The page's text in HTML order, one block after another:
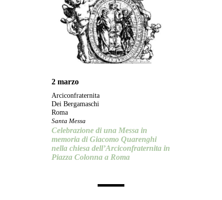
2 marzo
Arciconfraternita
Dei Bergamaschi
Roma
Santa Messa
Celebrazione di una Messa in
memoria di Giacomo Quarenghi
nella chiesa dell’Arciconfraternita in
Piazza Colonna a Roma